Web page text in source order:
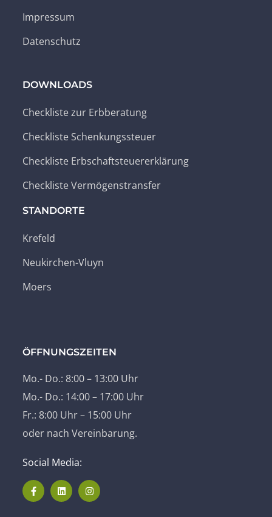
Impressum
Datenschutz
DOWNLOADS
Checkliste zur Erbberatung
Checkliste Schenkungssteuer
Checkliste Erbschaftsteuererklärung
Checkliste Vermögenstransfer
STANDORTE
Krefeld
Neukirchen-Vluyn
Moers
ÖFFNUNGSZEITEN
Mo.- Do.: 8:00 – 13:00 Uhr
Mo.- Do.: 14:00 – 17:00 Uhr
Fr.: 8:00 Uhr – 15:00 Uhr
oder nach Vereinbarung.
Social Media: